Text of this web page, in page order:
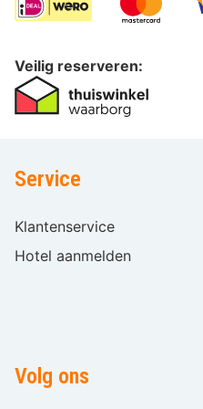
Veilig reserveren:
Service
Klantenservice
Hotel aanmelden
Volg ons